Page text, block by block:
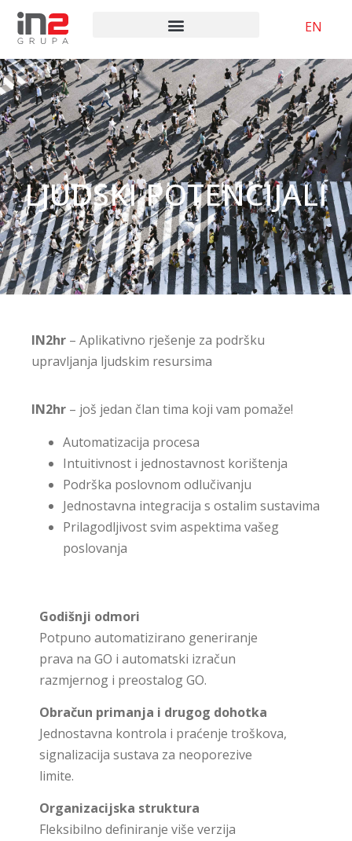
EN
LJUDSKI POTENCIJALI
IN2hr – Aplikativno rješenje za podršku
upravljanja ljudskim resursima
IN2hr – još jedan član tima koji vam pomaže!
Automatizacija procesa
Intuitivnost i jednostavnost korištenja
Podrška poslovnom odlučivanju
Jednostavna integracija s ostalim sustavima
Prilagodljivost svim aspektima vašeg
poslovanja
Godišnji odmori
Potpuno automatizirano generiranje
prava na GO i automatski izračun
razmjernog i preostalog GO.
Obračun primanja i drugog dohotka
Jednostavna kontrola i praćenje troškova,
signalizacija sustava za neoporezive
limite.
Organizacijska struktura
Fleksibilno definiranje više verzija